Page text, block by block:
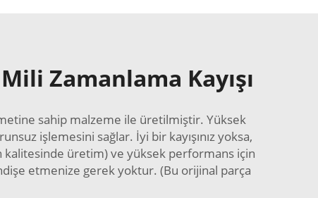
Zamanlama Kayışı
sahip malzeme ile üretilmiştir. Yüksek
işlemesini sağlar. İyi bir kayışınız yoksa,
kalitesinde üretim) ve yüksek performans için
etmenize gerek yoktur. (Bu orijinal parça